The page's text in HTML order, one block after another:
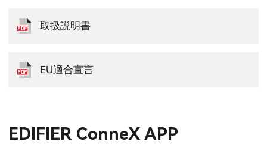
取扱説明書
EU適合宣言
EDIFIER ConneX APP